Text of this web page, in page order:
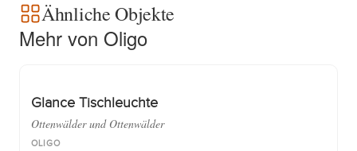
Ähnliche Objekte
Mehr von Oligo
Glance Tischleuchte
Ottenwälder und Ottenwälder
OLIGO